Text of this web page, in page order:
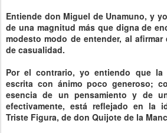
Entiende don Miguel de Unamuno, y
de una magnitud más que digna de
modesto modo de entender, al
de casualidad.
Por el contrario, yo entiendo que
escrita con ánimo poco generoso;
esencia de un pensamiento y de
efectivamente, está reflejado en la
Triste Figura, de don Quijote de la